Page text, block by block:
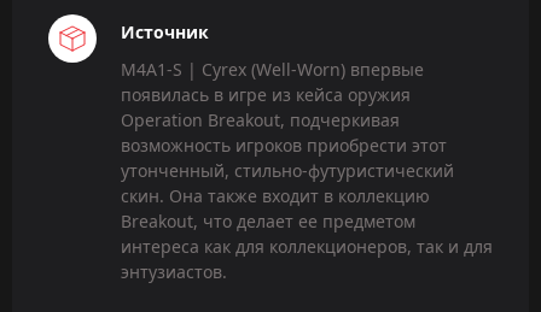
Источник
M4A1-S | Cyrex (Well-Worn) впервые
появилась в игре из кейса оружия
Operation Breakout, подчеркивая
возможность игроков приобрести этот
утонченный, стильно-футуристический
скин. Она также входит в коллекцию
Breakout, что делает ее предметом
интереса как для коллекционеров, так и для
энтузиастов.